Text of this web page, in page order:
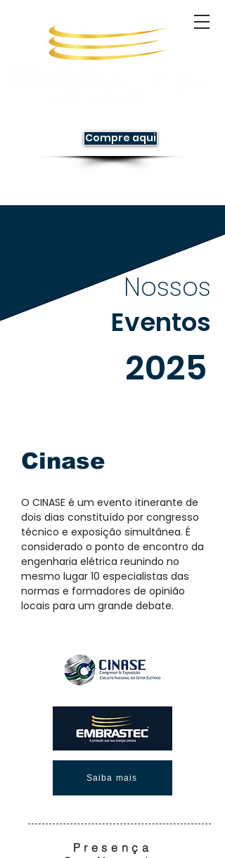
Compre aqui
Nossos
Eventos
2025
Cinase
O CINASE é um evento itinerante de
dois dias constituído por congresso
técnico e exposição simultânea. É
considerado o ponto de encontro da
engenharia elétrica reunindo no
mesmo lugar 10 especialistas das
normas e formadores de opinião
locais para um grande debate.
Saiba mais
Presença